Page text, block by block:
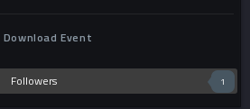
Download Event
Followers 1